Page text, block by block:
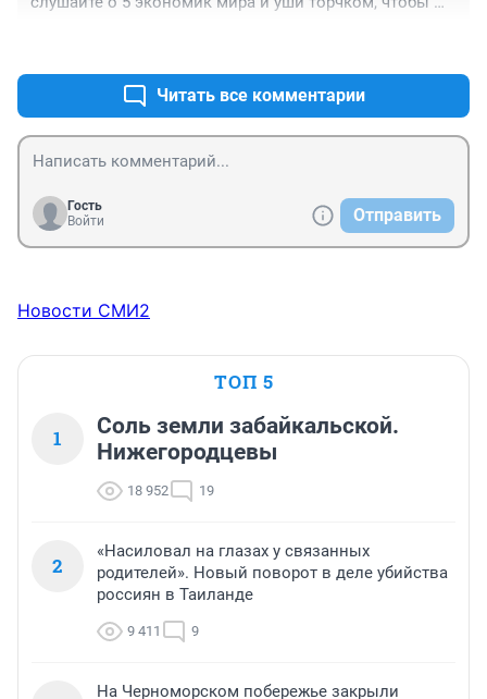
Читать все комментарии
Гость
Войти
Отправить
Новости СМИ2
ТОП 5
1
Соль земли забайкальской.
Нижегородцевы
18 952 19
2
«Насиловал на глазах у связанных
родителей». Новый поворот в деле убийства
россиян в Таиланде
9 411 9
На Черноморском побережье закрыли